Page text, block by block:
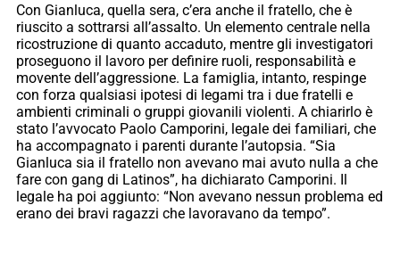
Con Gianluca, quella sera, c’era anche il fratello, che è
riuscito a sottrarsi all’assalto. Un elemento centrale nella
ricostruzione di quanto accaduto, mentre gli investigatori
proseguono il lavoro per definire ruoli, responsabilità e
movente dell’aggressione. La famiglia, intanto, respinge
con forza qualsiasi ipotesi di legami tra i due fratelli e
ambienti criminali o gruppi giovanili violenti. A chiarirlo è
stato l’avvocato Paolo Camporini, legale dei familiari, che
ha accompagnato i parenti durante l’autopsia. “Sia
Gianluca sia il fratello non avevano mai avuto nulla a che
fare con gang di Latinos”, ha dichiarato Camporini. Il
legale ha poi aggiunto: “Non avevano nessun problema ed
erano dei bravi ragazzi che lavoravano da tempo”.